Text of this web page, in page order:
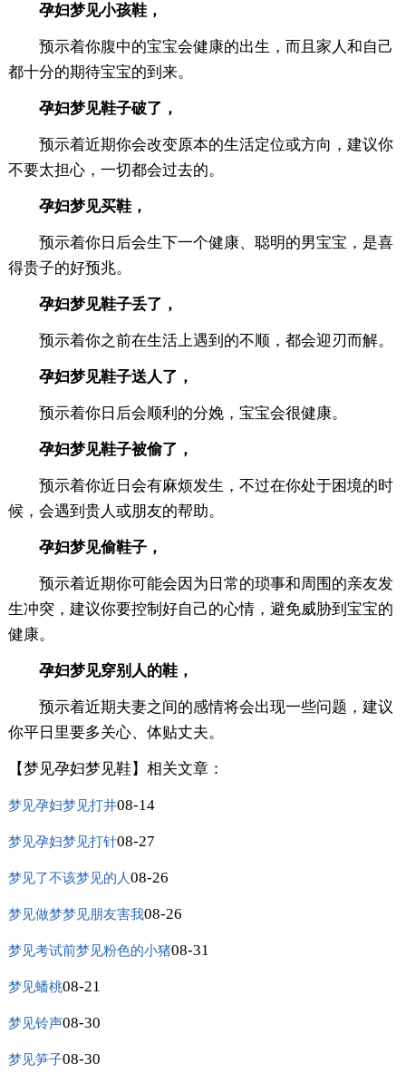
孕妇梦见小孩鞋，
预示着你腹中的宝宝会健康的出生，而且家人和自己
都十分的期待宝宝的到来。
孕妇梦见鞋子破了，
预示着近期你会改变原本的生活定位或方向，建议你
不要太担心，一切都会过去的。
孕妇梦见买鞋，
预示着你日后会生下一个健康、聪明的男宝宝，是喜
得贵子的好预兆。
孕妇梦见鞋子丢了，
预示着你之前在生活上遇到的不顺，都会迎刃而解。
孕妇梦见鞋子送人了，
预示着你日后会顺利的分娩，宝宝会很健康。
孕妇梦见鞋子被偷了，
预示着你近日会有麻烦发生，不过在你处于困境的时
候，会遇到贵人或朋友的帮助。
孕妇梦见偷鞋子，
预示着近期你可能会因为日常的琐事和周围的亲友发
生冲突，建议你要控制好自己的心情，避免威胁到宝宝的
健康。
孕妇梦见穿别人的鞋，
预示着近期夫妻之间的感情将会出现一些问题，建议
你平日里要多关心、体贴丈夫。
【梦见孕妇梦见鞋】相关文章：
梦见孕妇梦见打井08-14
梦见孕妇梦见打针08-27
梦见了不该梦见的人08-26
梦见做梦梦见朋友害我08-26
梦见考试前梦见粉色的小猪08-31
梦见蟠桃08-21
梦见铃声08-30
梦见笋子08-30